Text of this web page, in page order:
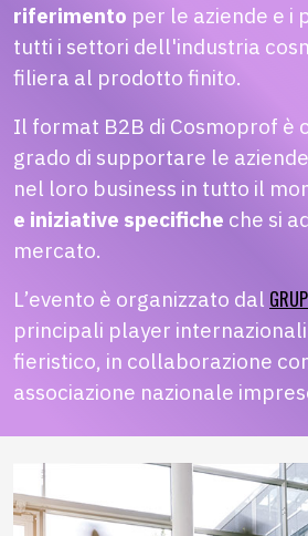
riferimento per le aziende e i
tutti i settori dell'industria
filiera al prodotto finito.
Il format B2B di Cosmoprof è
grado di supportare le
nel loro business in tutto il
e iniziative specifiche che si
mercato.
L’evento è organizzato dal
principali player
fieristico, in collaborazione
associazione nazionale